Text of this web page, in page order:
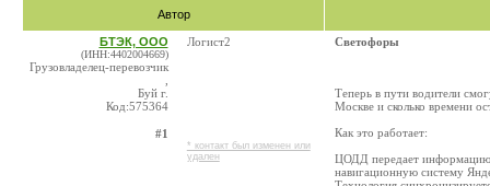
Автор
БТЭК, ООО
(ИНН:4402004669)
Грузовладелец-перевозчик
Буй г.
Код:575364
#1
Логист2
* контакт был изменен или
удален
Светофоры
Теперь в пути водители
Москве и сколько времени
Как это работает:
ЦОДД передает информацию
навигационную систему